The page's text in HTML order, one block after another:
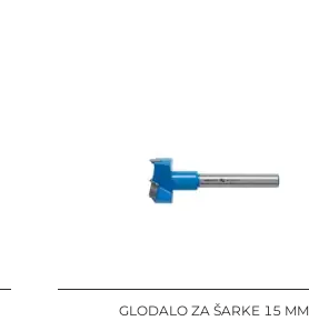
GLODALO ZA ŠARKE 15 MM